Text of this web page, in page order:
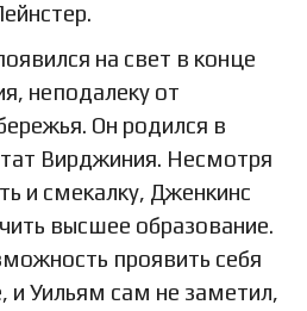
на свет в конце
неподалеку от
Он родился в
Вирджиния. Несмотря
и смекалку, Дженкинс
высшее образование.
проявить себя
и Уильям сам не заметил,